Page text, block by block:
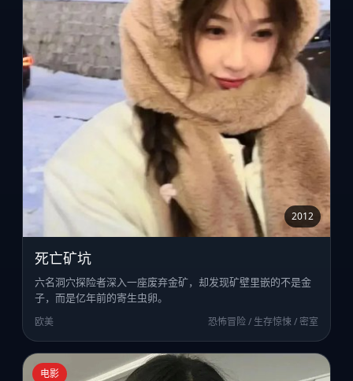
2012
死亡矿坑
六名洞穴探险者深入一座废弃金矿，却发现矿壁里嵌的不是金
子，而是亿年前的寄生虫卵。
欧美 恐怖冒险 / 生存惊悚 / 密室
电影